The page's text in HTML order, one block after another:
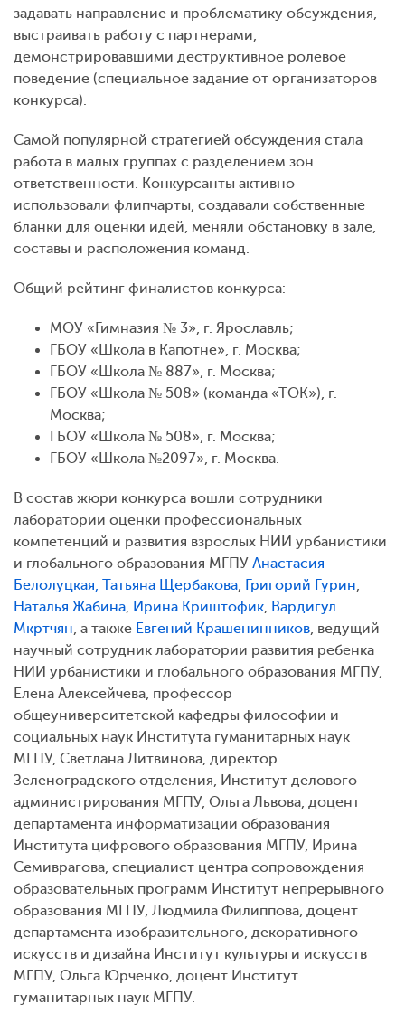
задавать направление и проблематику обсуждения,
выстраивать работу с партнерами,
демонстрировавшими деструктивное ролевое
поведение (специальное задание от организаторов
конкурса).
Самой популярной стратегией обсуждения стала
работа в малых группах с разделением зон
ответственности. Конкурсанты активно
использовали флипчарты, создавали собственные
бланки для оценки идей, меняли обстановку в зале,
составы и расположения команд.
Общий рейтинг финалистов конкурса:
МОУ «Гимназия № 3», г. Ярославль;
ГБОУ «Школа в Капотне», г. Москва;
ГБОУ «Школа № 887», г. Москва;
ГБОУ «Школа № 508» (команда «ТОК»), г.
Москва;
ГБОУ «Школа № 508», г. Москва;
ГБОУ «Школа №2097», г. Москва.
В состав жюри конкурса вошли сотрудники
лаборатории оценки профессиональных
компетенций и развития взрослых НИИ урбанистики
и глобального образования МГПУ Анастасия
Белолуцкая, Татьяна Щербакова, Григорий Гурин,
Наталья Жабина, Ирина Криштофик, Вардигул
Мкртчян, а также Евгений Крашенинников, ведущий
научный сотрудник лаборатории развития ребенка
НИИ урбанистики и глобального образования МГПУ,
Елена Алексейчева, профессор
общеуниверситетской кафедры философии и
социальных наук Института гуманитарных наук
МГПУ, Светлана Литвинова, директор
Зеленоградского отделения, Институт делового
администрирования МГПУ, Ольга Львова, доцент
департамента информатизации образования
Института цифрового образования МГПУ, Ирина
Семиврагова, специалист центра сопровождения
образовательных программ Институт непрерывного
образования МГПУ, Людмила Филиппова, доцент
департамента изобразительного, декоративного
искусств и дизайна Институт культуры и искусств
МГПУ, Ольга Юрченко, доцент Институт
гуманитарных наук МГПУ.